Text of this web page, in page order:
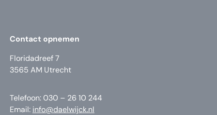
Contact opnemen
Floridadreef 7
3565 AM Utrecht
Telefoon: 030 – 26 10 244
Email: info@daelwijck.nl